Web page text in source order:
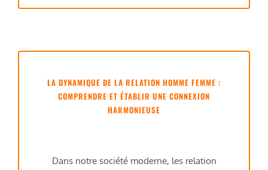
LA DYNAMIQUE DE LA RELATION HOMME FEMME :
COMPRENDRE ET ÉTABLIR UNE CONNEXION
HARMONIEUSE
Dans notre société moderne, les relation